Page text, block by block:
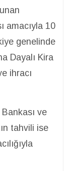
amacıyla 10
genelinde
Dayalı Kira
ihracı
ve
tahvili ise